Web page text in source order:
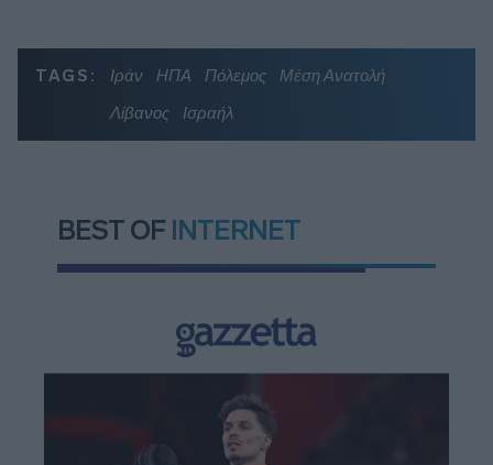
TAGS: Ιράν ΗΠΑ Πόλεμος
Μέση Ανατολή
Λίβανος
Ισραήλ
BEST OF INTERNET